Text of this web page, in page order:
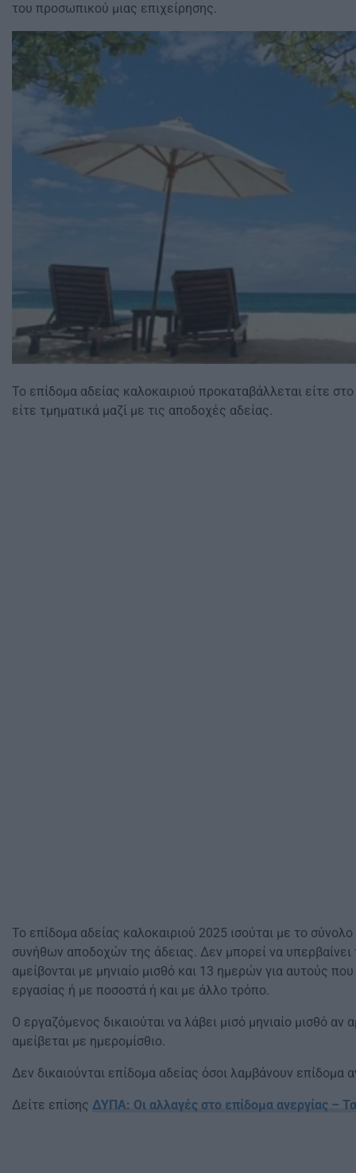
του προσωπικού μιας επιχείρησης.
Το επίδομα αδείας καλοκαιριού προκαταβάλλεται είτε
είτε τμηματικά μαζί με τις αποδοχές αδείας.
Το επίδομα αδείας καλοκαιριού 2025 ισούται με το
συνήθων αποδοχών της άδειας. Δεν μπορεί να
αμείβονται με μηνιαίο μισθό και 13 ημερών για αυτούς
εργασίας ή με ποσοστά ή και με άλλο τρόπο.
Ο εργαζόμενος δικαιούται να λάβει μισό μηνιαίο μισθό αν
αμείβεται με ημερομίσθιο.
Δεν δικαιούνται επίδομα αδείας όσοι λαμβάνουν επίδομα
Δείτε επίσης ΔΥΠΑ: Οι αλλαγές στο επίδομα ανεργίας –